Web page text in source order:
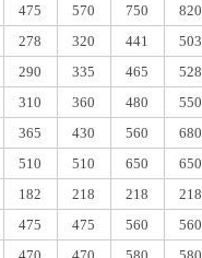
475 570 750
820
278 320 441
503
290 335 465
528
310 360 480
550
365 430 560
680
510 510 650
650
182 218 218
218
475 475 560
560